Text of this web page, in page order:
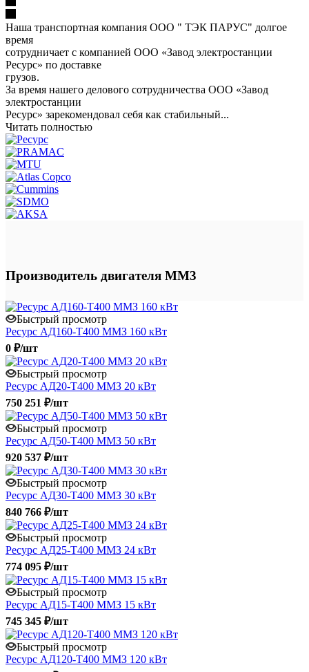
Наша транспортная компания ООО " ТЭК ПАРУС" долгое
время
сотрудничает с компанией ООО «Завод электростанции
Ресурс» по доставке
грузов.
За время нашего делового сотрудничества ООО «Завод
электростанции
Ресурс» зарекомендовал себя как стабильный...
Читать полностью
Производитель двигателя ММ3
Быстрый просмотр
Ресурс АД160-Т400 ММЗ 160 кВт
0 ₽/шт
Быстрый просмотр
Ресурс АД20-Т400 ММЗ 20 кВт
750 251 ₽/шт
Быстрый просмотр
Ресурс АД50-Т400 ММЗ 50 кВт
920 537 ₽/шт
Быстрый просмотр
Ресурс АД30-Т400 ММЗ 30 кВт
840 766 ₽/шт
Быстрый просмотр
Ресурс АД25-Т400 ММЗ 24 кВт
774 095 ₽/шт
Быстрый просмотр
Ресурс АД15-Т400 ММЗ 15 кВт
745 345 ₽/шт
Быстрый просмотр
Ресурс АД120-Т400 ММЗ 120 кВт